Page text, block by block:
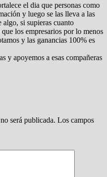
el dia que personas como
y luego se las lleva a las
algo, si supieras cuanto
los empresarios por lo menos
y las ganancias 100% es
y apoyemos a esas compañeras
será publicada. Los campos